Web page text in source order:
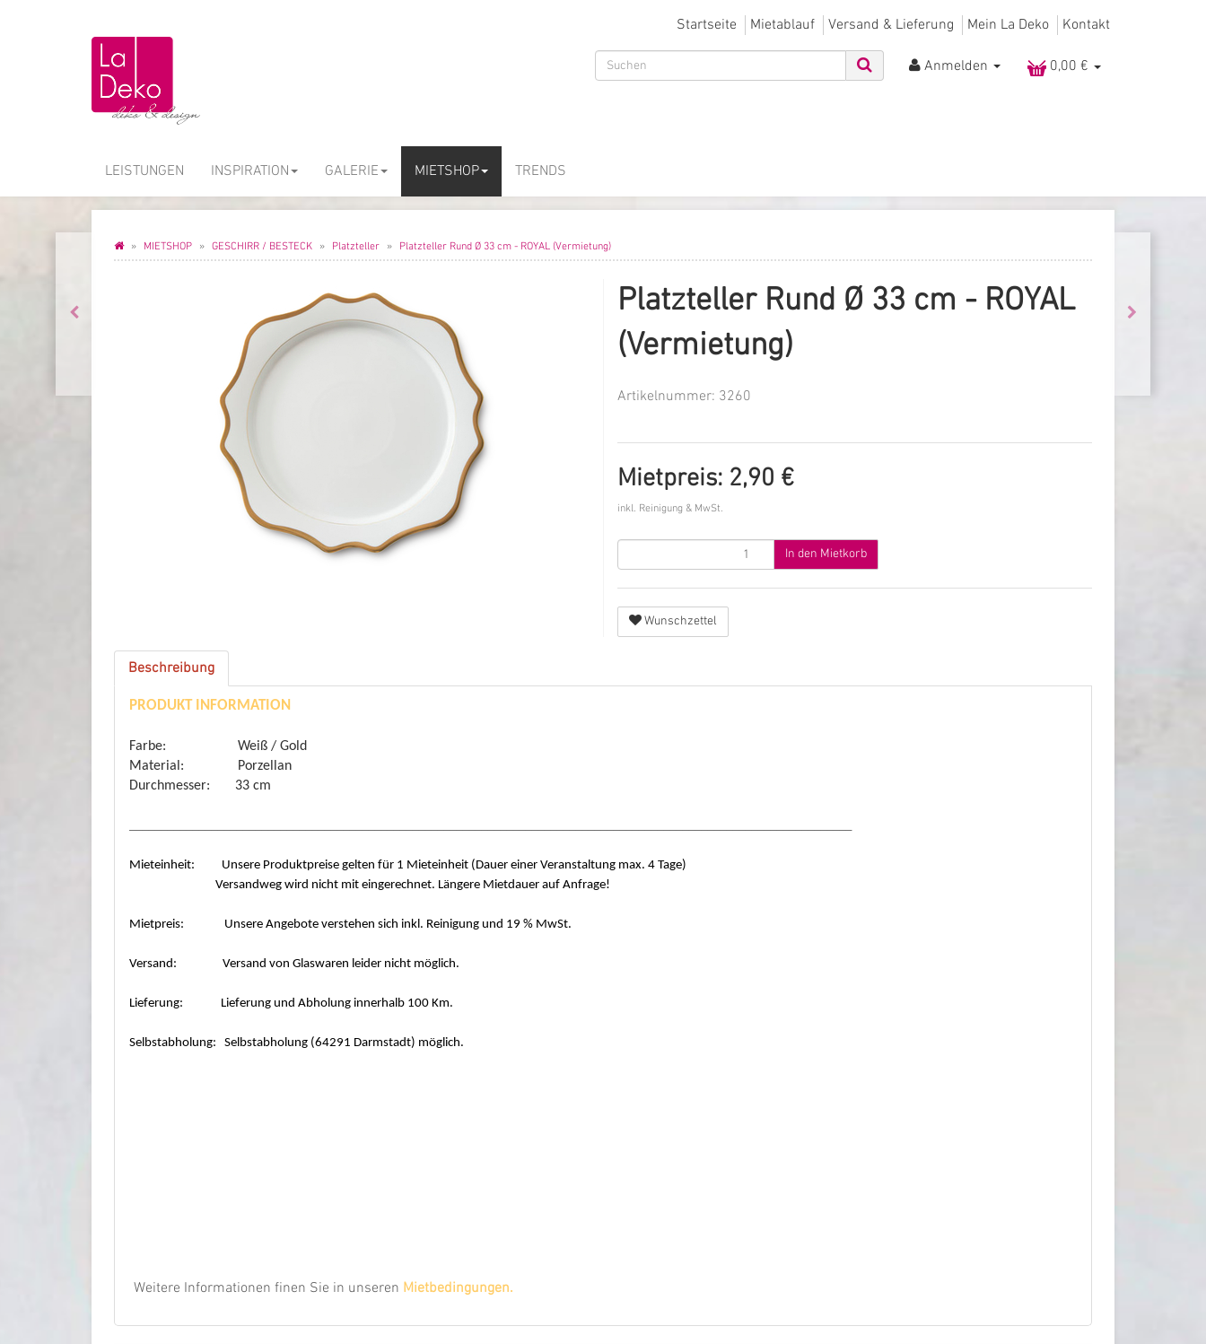
Startseite Mietablauf Versand & Lieferung Mein La Deko Kontakt
Anmelden 0,00 €
LEISTUNGEN INSPIRATION GALERIE MIETSHOP TRENDS
MIETSHOP GESCHIRR / BESTECK Platzteller Platzteller Rund Ø 33 cm - ROYAL (Vermietung)
Platzteller Rund Ø 33 cm - ROYAL
(Vermietung)
Artikelnummer: 3260
Mietpreis: 2,90 €
inkl. Reinigung & MwSt.
In den Mietkorb
Wunschzettel
Beschreibung
PRODUKT INFORMATION
Farbe: Weiß / Gold
Material: Porzellan
Durchmesser: 33 cm
Mieteinheit: Unsere Produktpreise gelten für 1 Mieteinheit (Dauer einer Veranstaltung max. 4 Tage)
Versandweg wird nicht mit eingerechnet. Längere Mietdauer auf Anfrage!
Mietpreis: Unsere Angebote verstehen sich inkl. Reinigung und 19 % MwSt.
Versand: Versand von Glaswaren leider nicht möglich.
Lieferung: Lieferung und Abholung innerhalb 100 Km.
Selbstabholung: Selbstabholung (64291 Darmstadt) möglich.
Weitere Informationen finen Sie in unseren Mietbedingungen.